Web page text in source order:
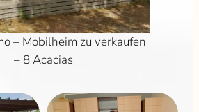
– Mobilheim zu verkaufen
– 8 Acacias